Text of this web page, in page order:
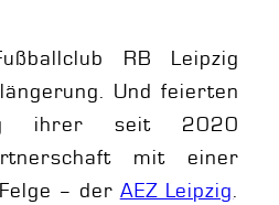
RB Leipzig
Und feierten
ihrer seit 2020
mit einer
– der AEZ Leipzig.